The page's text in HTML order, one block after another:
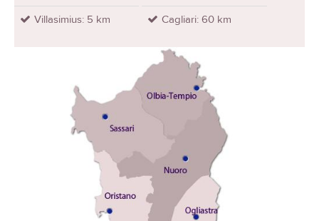
Villasimius: 5 km
Cagliari: 60 km